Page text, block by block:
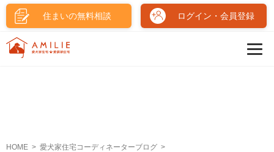
住まいの無料相談 ログイン・会員登録
HOME
愛犬家住宅コーディネーターブログ